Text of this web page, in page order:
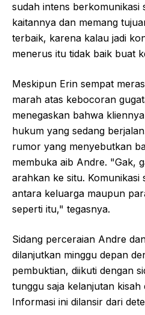
sudah intens berkomunikasi
kaitannya dan memang
terbaik, karena kalau jadi
menerus itu tidak baik buat
Meskipun Erin sempat
marah atas kebocoran
menegaskan bahwa
hukum yang sedang
rumor yang menyebutkan
membuka aib Andre. "Gak,
arahkan ke situ. Komunikasi
antara keluarga maupun
seperti itu," tegasnya.
Sidang perceraian Andre
dilanjutkan minggu depan
pembuktian, diikuti dengan
tunggu saja kelanjutan kisah
Informasi ini dilansir dari